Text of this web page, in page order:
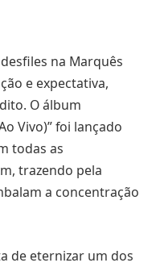
na Marquês
e expectativa,
O álbum
Vivo)” foi lançado
todas as
trazendo pela
a concentração
de eternizar um dos